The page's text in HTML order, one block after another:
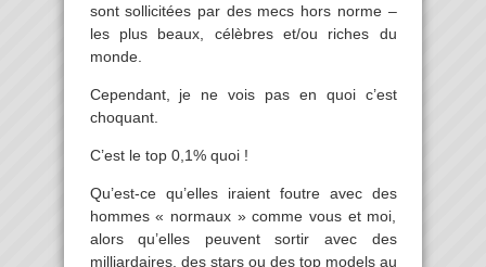
sont sollicitées par des mecs hors norme –
les plus beaux, célèbres et/ou riches du
monde.
Cependant, je ne vois pas en quoi c’est
choquant.
C’est le top 0,1% quoi !
Qu’est-ce qu’elles iraient foutre avec des
hommes « normaux » comme vous et moi,
alors qu’elles peuvent sortir avec des
milliardaires, des stars ou des top models au